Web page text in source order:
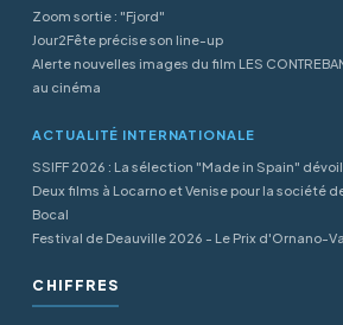
Zoom sortie : "Fjord"
Jour2Fête précise son line-up
Alerte nouvelles images du film LES
au cinéma
ACTUALITÉ INTERNATIONALE
SSIFF 2026 : La sélection "Made in Spain"
Deux films à Locarno et Venise pour la société
Bocal
Festival de Deauville 2026 - Le Prix d'Ornano-
CHIFFRES